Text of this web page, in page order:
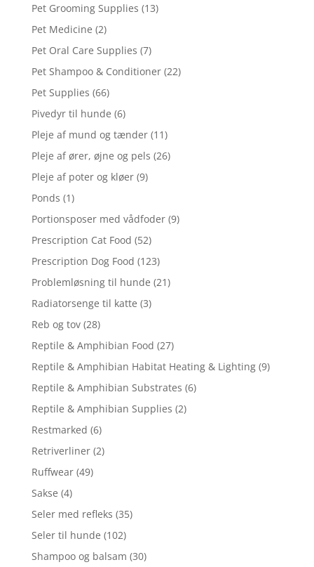
Pet Grooming Supplies (13)
Pet Medicine (2)
Pet Oral Care Supplies (7)
Pet Shampoo & Conditioner (22)
Pet Supplies (66)
Pivedyr til hunde (6)
Pleje af mund og tænder (11)
Pleje af ører, øjne og pels (26)
Pleje af poter og kløer (9)
Ponds (1)
Portionsposer med vådfoder (9)
Prescription Cat Food (52)
Prescription Dog Food (123)
Problemløsning til hunde (21)
Radiatorsenge til katte (3)
Reb og tov (28)
Reptile & Amphibian Food (27)
Reptile & Amphibian Habitat Heating & Lighting (9)
Reptile & Amphibian Substrates (6)
Reptile & Amphibian Supplies (2)
Restmarked (6)
Retriverliner (2)
Ruffwear (49)
Sakse (4)
Seler med refleks (35)
Seler til hunde (102)
Shampoo og balsam (30)